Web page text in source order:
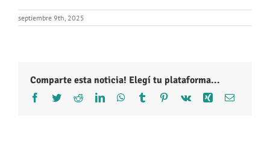
septiembre 9th, 2025
Comparte esta noticia! Elegí tu plataforma...
Facebook
TwitterRedditLinkedInWhatsApp
Tumblr Pinterest
Vk Xing Correo